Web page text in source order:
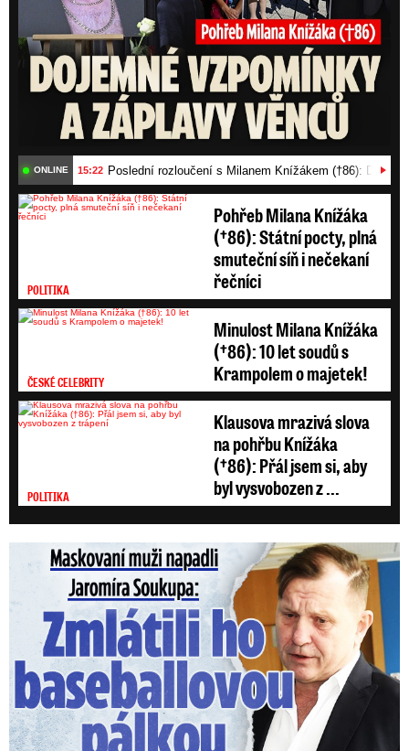
ONLINE 15:22 Poslední rozloučení s Milanem Knížákem (†86):
POLITIKA
Pohřeb Milana Knížáka
(†86): Státní pocty, plná
smuteční síň i nečekaní
řečníci
ČESKÉ CELEBRITY
Minulost Milana Knížáka
(†86): 10 let soudů s
Krampolem o majetek!
POLITIKA
Klausova mrazivá slova
na pohřbu Knížáka
(†86): Přál jsem si, aby
byl vysvobozen z ...
Maskovaní muži napadli Jaromíra Soukupa: Krvavá nakládačka